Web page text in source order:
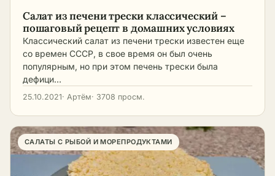
Салат из печени трески классический –
пошаговый рецепт в домашних условиях
Классический салат из печени трески известен еще
со времен СССР, в свое время он был очень
популярным, но при этом печень трески была
дефици…
25.10.2021· Артём· 3708 просм.
САЛАТЫ С РЫБОЙ И МОРЕПРОДУКТАМИ